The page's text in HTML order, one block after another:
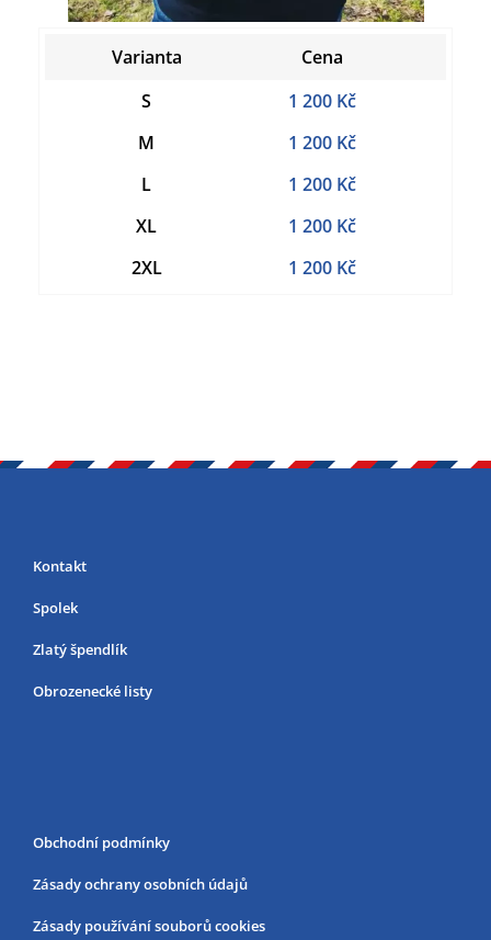
Varianta
Cena
S
1 200 Kč
M
1 200 Kč
L
1 200 Kč
XL
1 200 Kč
2XL
1 200 Kč
Kontakt
Spolek
Zlatý špendlík
Obrozenecké listy
Obchodní podmínky
Zásady ochrany osobních údajů
Zásady používání souborů cookies